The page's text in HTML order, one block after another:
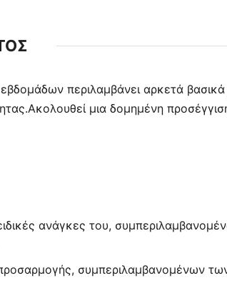
περιλαμβάνει αρκετά
μια δομημένη
ανάγκες του,
συμπεριλαμβανομένων